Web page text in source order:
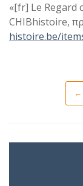
«[fr] Le Regard
CHIBhistoire,
histoire.be/
←